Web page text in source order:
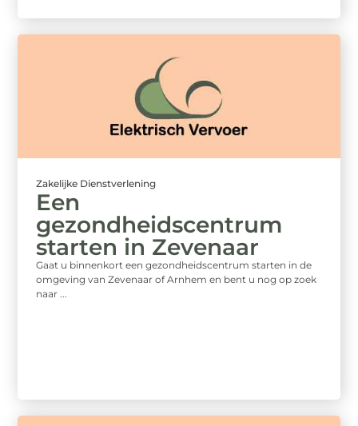
Zakelijke Dienstverlening
Een
gezondheidscentrum
starten in Zevenaar
Gaat u binnenkort een gezondheidscentrum starten in de
omgeving van Zevenaar of Arnhem en bent u nog op zoek
naar ...